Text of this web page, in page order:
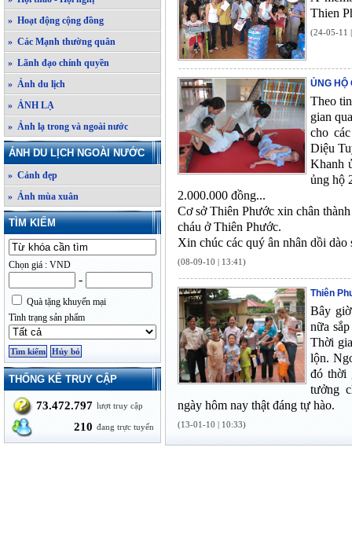
» Hoạt động cộng đồng
» Các Mạnh thường quân
» Lãnh đạo chính quyền
» Ảnh du lịch
» ẢNH LẠ
» Ảnh lạ trong và ngoài nước
ẢNH DU LỊCH NGOÀI NƯỚC
» Cảnh đẹp
» Ảnh mùa xuân
TÌM KIẾM
Chọn giá : VND
-
Quà tặng khuyến mại
Tình trạng sản phẩm
THỐNG KÊ TRUY CẬP
73.472.797 lượt truy cập
210 đang trực tuyến
Thien
(24-05-11
ỦNG HỘ
Theo
gian
cho
Diệu
Khanh
ủng hộ
2.000.000 đồng...
Cơ sở Thiên Phước xin chân
cháu ở Thiên Phước.
Xin chúc các quý ân nhân dồi dào
(08-09-10 | 13:41)
Thiên
Bây
nữa
Thời
lộn.
đó thời
tưởng
ngày hôm nay thật đáng tự hào.
(13-01-10 | 10:33)